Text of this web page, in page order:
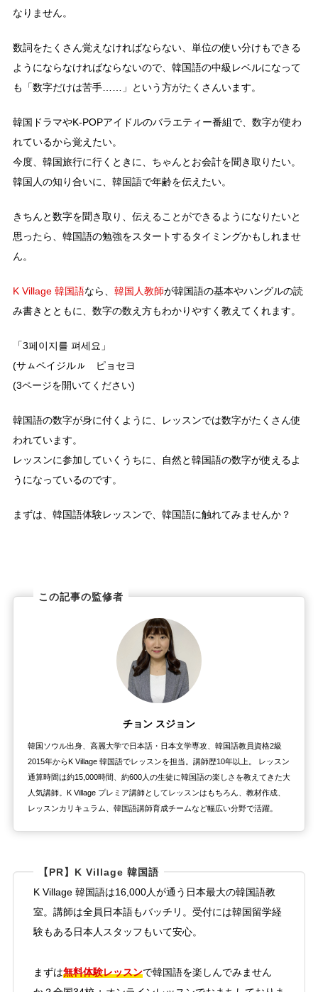
なりません。
数詞をたくさん覚えなければならない、単位の使い分けもできる
ようにならなければならないので、韓国語の中級レベルになって
も「数字だけは苦手……」という方がたくさんいます。
韓国ドラマやK-POPアイドルのバラエティー番組で、数字が使わ
れているから覚えたい。
今度、韓国旅行に行くときに、ちゃんとお会計を聞き取りたい。
韓国人の知り合いに、韓国語で年齢を伝えたい。
きちんと数字を聞き取り、伝えることができるようになりたいと
思ったら、韓国語の勉強をスタートするタイミングかもしれませ
ん。
K Village 韓国語なら、 韓国人教師が韓国語の基本やハングルの読
み書きとともに、数字の数え方もわかりやすく教えてくれます。
「3페이지를 펴세요」
(サㇺペイジルㇽ ピョセヨ
(3ページを開いてください)
韓国語の数字が身に付くように、レッスンでは数字がたくさん使
われています。
レッスンに参加していくうちに、自然と韓国語の数字が使えるよ
うになっているのです。
まずは、韓国語体験レッスンで、韓国語に触れてみませんか？
この記事の監修者
チョン スジョン
韓国ソウル出身、高麗大学で日本語・日本文学専攻、韓国語教員資格2級
2015年からK Village 韓国語でレッスンを担当。講師歴10年以上。 レッスン
通算時間は約15,000時間、約600人の生徒に韓国語の楽しさを教えてきた大
人気講師。K Village プレミア講師としてレッスンはもちろん、教材作成、
レッスンカリキュラム、韓国語講師育成チームなど幅広い分野で活躍。
【PR】K Village 韓国語
K Village 韓国語は16,000人が通う日本最大の韓国語教
室。講師は全員日本語もバッチリ。受付には韓国留学経
験もある日本人スタッフもいて安心。
まずは無料体験レッスンで韓国語を楽しんでみません